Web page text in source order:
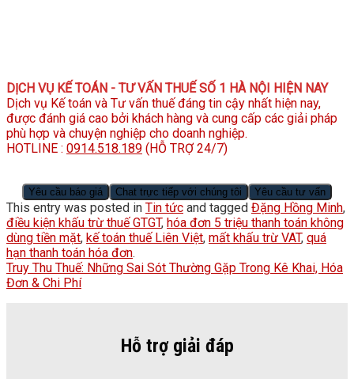
DỊCH VỤ KẾ TOÁN - TƯ VẤN THUẾ SỐ 1 HÀ NỘI HIỆN NAY
Dịch vụ Kế toán và Tư vấn thuế đáng tin cậy nhất hiện nay,
được đánh giá cao bởi khách hàng và cung cấp các giải pháp
phù hợp và chuyện nghiệp cho doanh nghiệp.
HOTLINE : 0914.518.189 (HỖ TRỢ 24/7)
Yêu cầu báo giá Chat trực tiếp với chúng tôi Yêu cầu tư vấn
This entry was posted in Tin tức and tagged Đặng Hồng Minh,
điều kiện khấu trừ thuế GTGT, hóa đơn 5 triệu thanh toán không
dùng tiền mặt, kế toán thuế Liên Việt, mất khấu trừ VAT, quá
hạn thanh toán hóa đơn.
Truy Thu Thuế: Những Sai Sót Thường Gặp Trong Kê Khai, Hóa
Đơn & Chi Phí
Hỗ trợ giải đáp